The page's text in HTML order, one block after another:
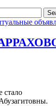
стало